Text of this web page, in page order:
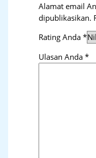
Alamat email
dipublikasikan.
Rating Anda*
Ulasan Anda*